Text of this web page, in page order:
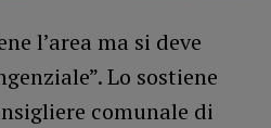
l’area ma si deve
Lo sostiene
comunale di